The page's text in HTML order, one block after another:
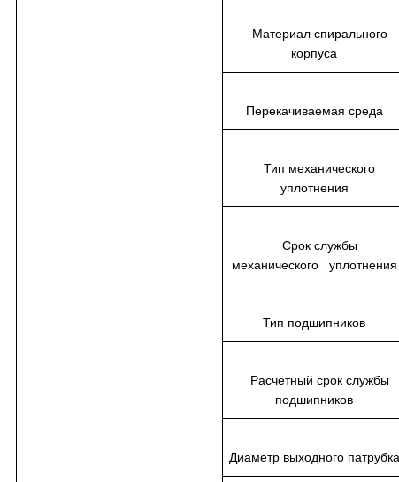
Материал спирального
корпуса
Перекачиваемая среда
Тип механического
уплотнения
Срок службы
механического
Тип подшипников
Расчетный срок службы
подшипников
Диаметр выходного